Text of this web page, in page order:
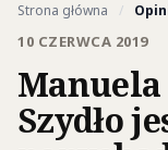
Strona główna /
10 CZERWCA 2019
Szydło